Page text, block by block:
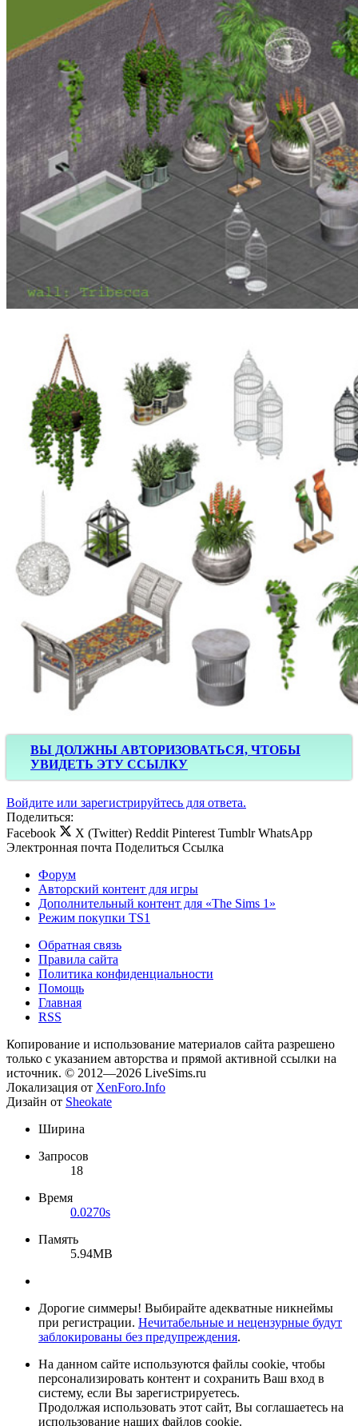
ВЫ ДОЛЖНЫ АВТОРИЗОВАТЬСЯ, ЧТОБЫ
УВИДЕТЬ ЭТУ ССЫЛКУ
Войдите или зарегистрируйтесь для ответа.
Поделиться:
Facebook
X (Twitter) Reddit Pinterest Tumblr WhatsApp
Электронная почта Поделиться Ссылка
Форум
Авторский контент для игры
Дополнительный контент для «The Sims 1»
Режим покупки TS1
Обратная связь
Правила сайта
Политика конфиденциальности
Помощь
Главная
RSS
Копирование и использование материалов сайта разрешено
только с указанием авторства и прямой активной ссылки на
источник. © 2012—2026 LiveSims.ru
Локализация от XenForo.Info
Дизайн от Sheokate
Ширина
Запросов
18
Время
0.0270s
Память
5.94MB
Дорогие симмеры! Выбирайте адекватные никнеймы
при регистрации. Нечитабельные и нецензурные будут
заблокированы без предупреждения.
На данном сайте используются файлы cookie, чтобы
персонализировать контент и сохранить Ваш вход в
систему, если Вы зарегистрируетесь.
Продолжая использовать этот сайт, Вы соглашаетесь на
использование наших файлов cookie.